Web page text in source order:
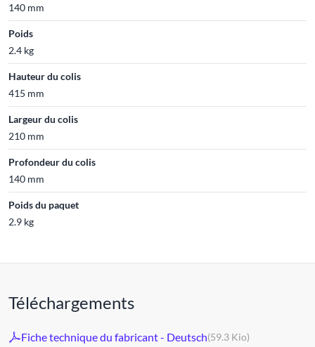
140 mm
Poids
2.4 kg
Hauteur du colis
415 mm
Largeur du colis
210 mm
Profondeur du colis
140 mm
Poids du paquet
2.9 kg
Téléchargements
Fiche technique du fabricant - Deutsch(59.3 Kio)